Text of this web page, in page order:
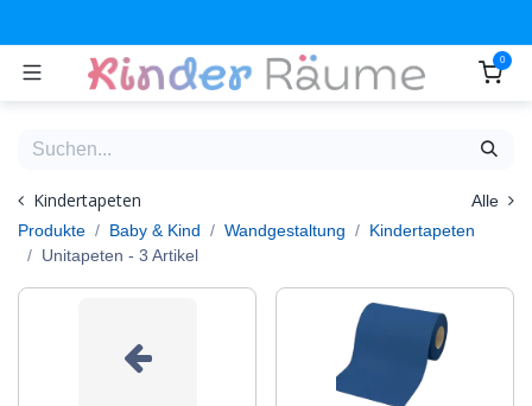
0
Kindertapeten
Alle
Produkte
Baby & Kind Wandgestaltung
Kindertapeten
Unitapeten - 3 Artikel